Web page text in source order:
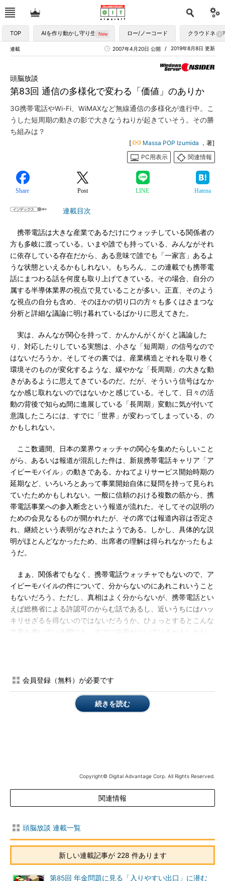
TOP AIを作り動かし守り生かす ロー/ノーコード クラウドネイ
連載 2019年8月8日 更新
2007年4月20日 公開
第83回 通信の多様化で変わる「価値」のありか
頭脳放談
3G携帯電話やWi-Fi、WiMAXなど無線通信の多様化が進行中。こ
うした短周期の動きの影で大きなうねりが起きていそう。その勝
ち組みは？
[ Massa POP Izumida ，著]
PC用表示
関連情報
Share Post LINE Hatena
連載目次
携帯電話は大きな産業であるだけにウォッチしている関係者の
方も多岐に渡っている。いまや誰でも持っている、みんながそれ
に依存している存在だから、ある意味で誰でも「一家言」あるよ
うな状態といえるかもしれない。もちろん、この連載でも携帯電
話にまつわる話を何度も取り上げてきている。その場合、自分の
属する半導体業界の視点で見ていることが多い。正直、そのよう
な視点の自分も含め、そのほかの切り口の方々も多くはさまつな
分析と詳細な議論に明け暮れているばかりに思えてきた。
実は、みんなが関心を持って、かんかんがくがくと議論した
り、対応したりしている実態は、小さな「短周期」の信号なので
はないだろうか。そしてその裏では、産業構造とそれを取り巻く
環境そのものが変化するような、緩やかな「長周期」の大きな動
きがあるように思えてきているのだ。だが、そういう信号はなか
なか感じ取れないのではないかと感じている。そして、日々の活
動の背後で知らぬ間に進展している「長周期」変動に気が付いて
意識したころには、すでに「世界」が変わってしまっている、の
かもしれない。
ここ数週間、日本の業界ウォッチャの関心を集めたらしいこと
がら、あるいは報道が混乱した件は、新規携帯電話キャリア「ア
イピーモバイル」の動きである。かねてよりサービス開始時期の
延期など、いろいろとあって事業開始自体に疑問を持って見られ
ていたためかもしれない。一般に信頼のおける複数の筋から、携
帯電話事業への参入断念という報道が流れた。そしてその説明の
ための会見なるものが開かれたが、その席では報道内容は否定さ
れ、継続という表明がなされたようである。しかし、具体的な説
明がほとんどなかったため、出席者の理解は得られなかったもよ
うだ。
まぁ、関係者でもなく、携帯電話ウォッチャでもないので、ア
イピーモバイルの件について、分からないのにあれこれいうこと
もないだろう。ただし、真相はよく分からないが、携帯電話とい
えば総務省による許認可のからむ話であるし、近いうちにはハッ
キリせざるを得ないのではないだろうか。ひょっとするとこんな
文章を書いている間にも、すでに決着がついているかもしれな
契約と通信回線の流動化の始まり
アイピーモバイルの件は、いくら周波数の割り当てを得られて
ば、通信ができるというだけで売りになったし、市場も形成過程
であったからよかったが、その時代からはすでに20年も過ぎ、通
信は単なるパイプに成り下がってしまっている。それだけではな
からなくなる時代がすでに始まっている。
日常、みんなが手にしている携帯電話であるから、目にするも
のから挙げていけば、SIMカードというやつもそのわけの分から
会員登録（無料）が必要です
続きを読む
Copyright© Digital Advantage Corp. All Rights Reserved.
関連情報
頭脳放談 連載一覧
新しい連載記事が 228 件あります
第85回 年金問題に見る「入りやすい出口」に潜む